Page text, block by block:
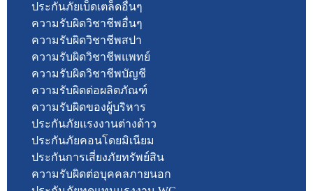
ประกันภัยเบ็ดเตล็ดอื่นๆ
ความรับผิดวิชาชีพอื่นๆ
ความรับผิดวิชาชีพสปา
ความรับผิดวิชาชีพแพทย์
ความรับผิดวิชาชีพบัญชี
ความรับผิดต่อผลิตภัณฑ์
ความรับผิดของผู้บริหาร
ประกันภัยแรงงานต่างด้าว
ประกันภัยคอนโดยมิเนียม
ประกันการเสี่ยงภัยทรัพย์สิน
ความรับผิดต่อบุคคลภายนอก